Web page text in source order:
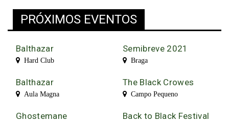
PRÓXIMOS EVENTOS
Balthazar
Hard Club
Semibreve 2021
Braga
Balthazar
Aula Magna
The Black Crowes
Campo Pequeno
Ghostemane Back to Black Festival